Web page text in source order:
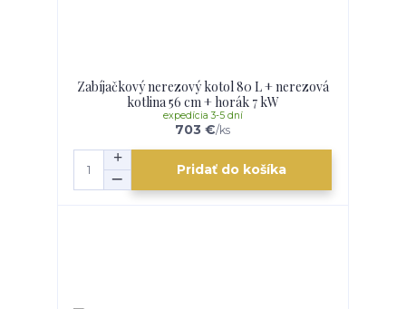
Zabíjačkový nerezový kotol 80 L + nerezová
kotlina 56 cm + horák 7 kW
703 €/ks
expedícia 3-5 dní
Pridať do košíka